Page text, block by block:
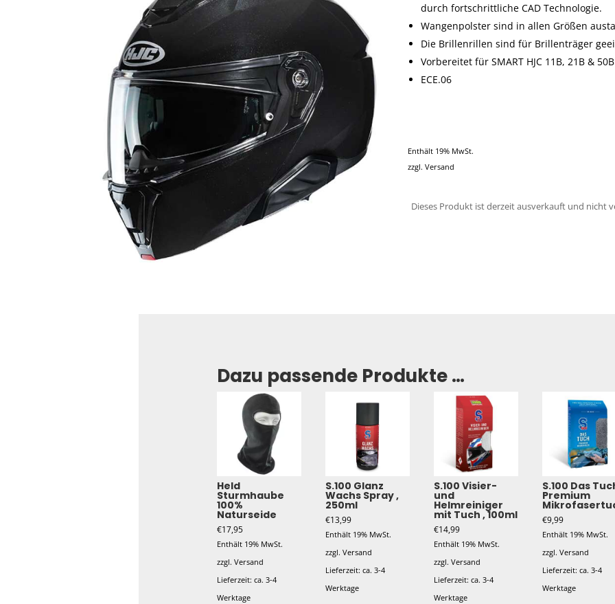
durch fortschrittliche CAD Technologie.
Wangenpolster sind in allen Größen
Die Brillenrillen sind für Brillenträger
Vorbereitet für SMART HJC 11B, 21B &
ECE.06
Enthält 19% MwSt.
zzgl.Versand
Dieses Produkt ist derzeit ausverkauft und nicht
Dazu passende Produkte …
Held
Sturmhaube
100%
Naturseide
€17,95
Enthält 19% MwSt.
zzgl. Versand
Lieferzeit: ca. 3-4
Werktage
S.100 Glanz
Wachs Spray ,
250ml
€13,99
Enthält 19% MwSt.
zzgl. Versand
Lieferzeit: ca. 3-4
Werktage
S.100 Visier-
und
Helmreiniger
mit Tuch , 100ml
€14,99
Enthält 19% MwSt.
zzgl.Versand
Lieferzeit: ca. 3-4
Werktage
S.100 Das
Premium
€9,99
Enthält 19% MwSt.
zzgl.Versand
Lieferzeit: ca. 3-4
Werktage